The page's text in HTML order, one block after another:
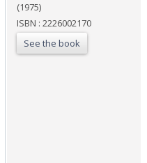
(1975)
ISBN : 2226002170
See the book